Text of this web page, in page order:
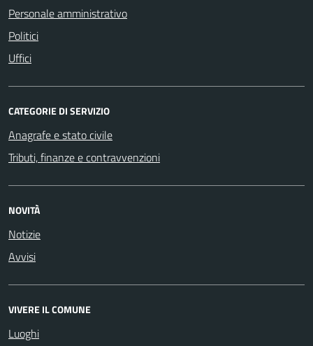
Personale amministrativo
Politici
Uffici
CATEGORIE DI SERVIZIO
Anagrafe e stato civile
Tributi, finanze e contravvenzioni
NOVITÀ
Notizie
Avvisi
VIVERE IL COMUNE
Luoghi